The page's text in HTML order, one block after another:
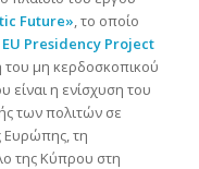
Future», το οποίο
EU Presidency Project
μη κερδοσκοπικού
είναι η ενίσχυση του
των πολιτών σε
Ευρώπης, τη
της Κύπρου στη